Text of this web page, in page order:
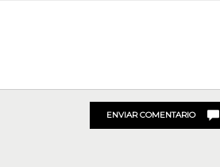
ENVIAR COMENTARIO